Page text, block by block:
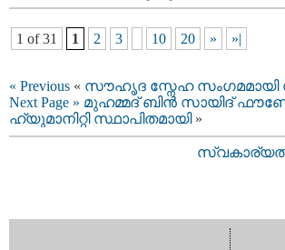
1 of 31 1 2 3 10 20 » »|
« Previous « സൗഹൃദ സ്നേഹ
Next Page » മുഹമ്മദ് ബിൻ സായിദ്
ഹ്യുമാനിറ്റി സ്ഥാപിതമായി»